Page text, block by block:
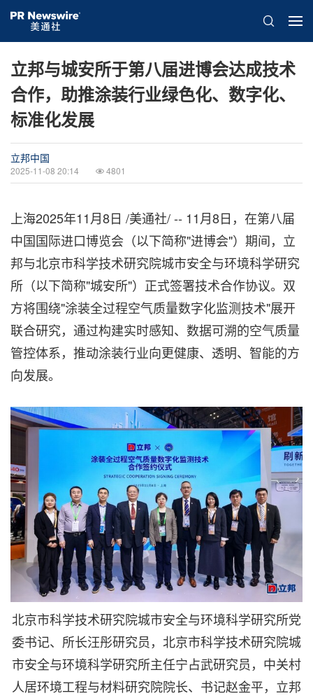
立邦与城安所于第八届进博会达成技术
合作，助推涂装行业绿色化、数字化、
标准化发展
立邦中国
2025-11-08 20:14 4801
上海2025年11月8日 /美通社/ -- 11月8日，在第八届
中国国际进口博览会（以下简称"进博会"）期间，立
邦与北京市科学技术研究院城市安全与环境科学研究
所（以下简称"城安所"）正式签署技术合作协议。双
方将围绕"涂装全过程空气质量数字化监测技术"展开
联合研究，通过构建实时感知、数据可溯的空气质量
管控体系，推动涂装行业向更健康、透明、智能的方
向发展。
北京市科学技术研究院城市安全与环境科学研究所党
委书记、所长汪彤研究员，北京市科学技术研究院城
市安全与环境科学研究所主任宁占武研究员，中关村
人居环境工程与材料研究院院长、书记赵金平，立邦